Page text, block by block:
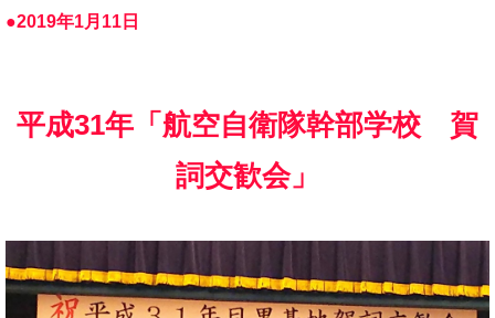
●2019年1月11日
平成31年「航空自衛隊幹部学校 賀
詞交歓会」